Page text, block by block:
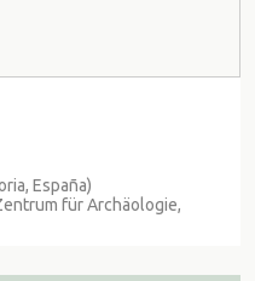
España)
für Archäologie,